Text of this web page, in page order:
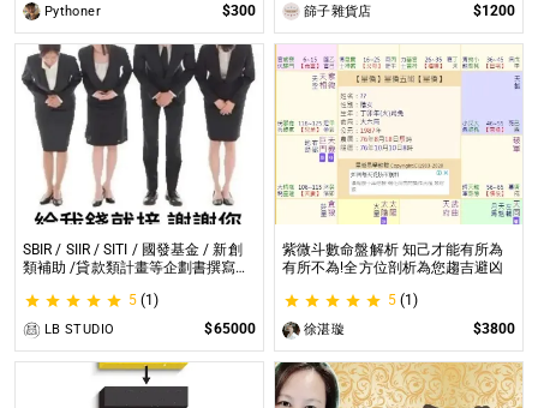
Pythoner $300 篩子雜貨店 $1200
SBIR / SIIR / SITI / 國發基金 / 新創
類補助 /貸款類計畫等企劃書撰寫
類補助 /貸款類計畫等企劃書撰寫
5 (1)
LB STUDIO $65000
紫微斗數命盤解析 知己才能有所為
有所不為!全方位剖析為您趨吉避凶
5 (1)
徐湛璇 $3800